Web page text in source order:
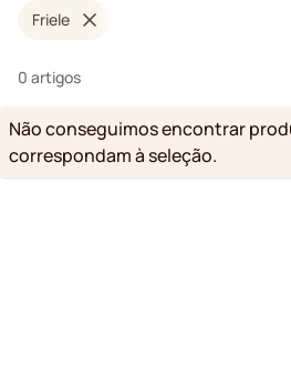
Friele
0 artigos
Não conseguimos encontrar
correspondam à seleção.